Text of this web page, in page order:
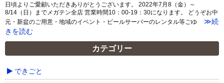
日頃よりご愛顧いただきありがとうございます。 2022年7月8（金）～
8/14（日）までメガテン全店 営業時間10：00-19：30になります。 どうぞお中
元・新盆のご用意・地域のイベント・ビールサーバーのレンタル等ごゆ
≫続
きを読む
カテゴリー
できごと